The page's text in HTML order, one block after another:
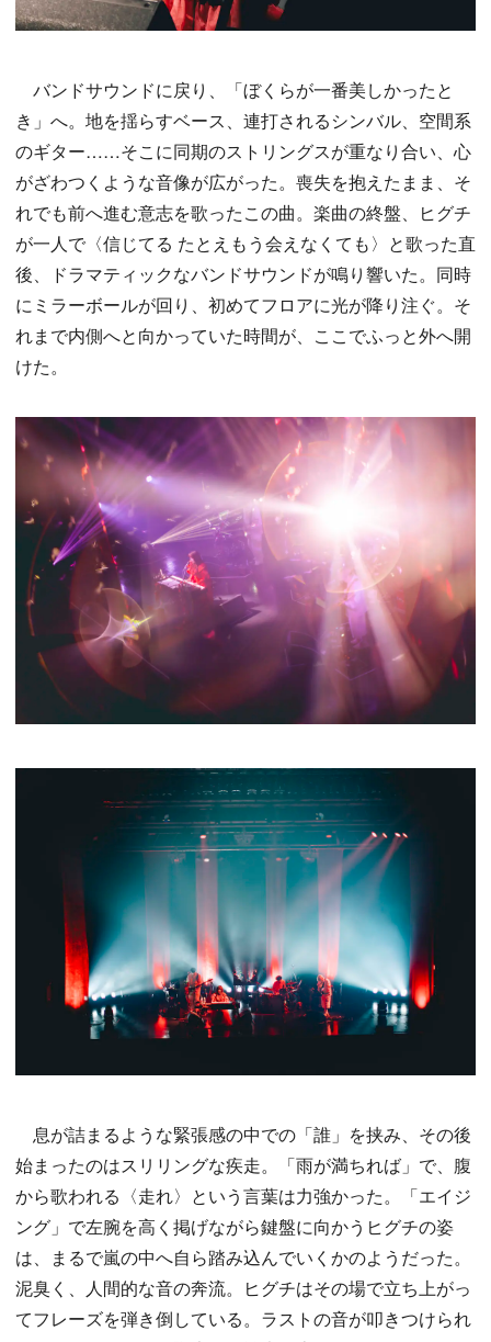
バンドサウンドに戻り、「ぼくらが一番美しかったと
き」へ。地を揺らすベース、連打されるシンバル、空間系
のギター……そこに同期のストリングスが重なり合い、心
がざわつくような音像が広がった。喪失を抱えたまま、そ
れでも前へ進む意志を歌ったこの曲。楽曲の終盤、ヒグチ
が一人で〈信じてる たとえもう会えなくても〉と歌った直
後、ドラマティックなバンドサウンドが鳴り響いた。同時
にミラーボールが回り、初めてフロアに光が降り注ぐ。そ
れまで内側へと向かっていた時間が、ここでふっと外へ開
けた。
息が詰まるような緊張感の中での「誰」を挟み、その後
始まったのはスリリングな疾走。「雨が満ちれば」で、腹
から歌われる〈走れ〉という言葉は力強かった。「エイジ
ング」で左腕を高く掲げながら鍵盤に向かうヒグチの姿
は、まるで嵐の中へ自ら踏み込んでいくかのようだった。
泥臭く、人間的な音の奔流。ヒグチはその場で立ち上がっ
てフレーズを弾き倒している。ラストの音が叩きつけられ